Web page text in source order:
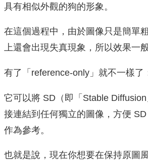
具有相似外觀的狗的形象。
在這個過程中，由於圖像只是簡單
上還會出現失真現象，所以效果一
有了「reference-only」就不一樣了
它可以將 SD（即「Stable
接連結到任何獨立的圖像，方便
作為參考。
也就是說，現在你想要在保持原圖